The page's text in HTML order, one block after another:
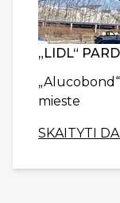
„LIDL“
mieste
SKAITYTI